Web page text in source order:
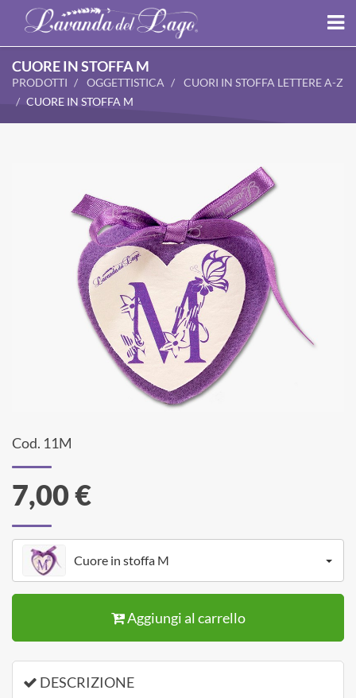
CUORE IN STOFFA M
PRODOTTI OGGETTISTICA
CUORI IN STOFFA LETTERE A-Z
CUORE IN STOFFA M
Cod. 11M
7,00 €
Cuore in stoffa M
Aggiungi al carrello
DESCRIZIONE